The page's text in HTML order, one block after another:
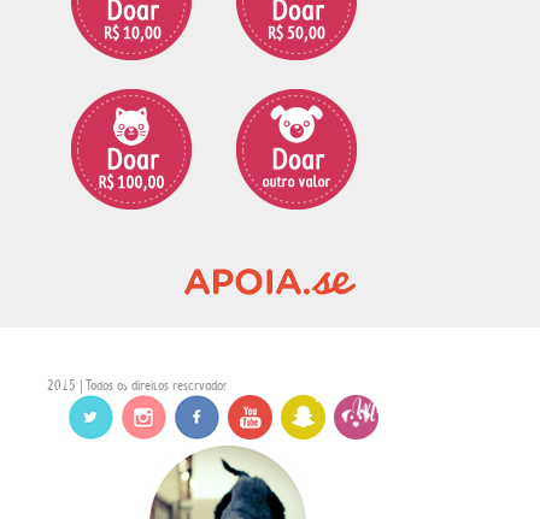
2015 | Todos os direitos reservados